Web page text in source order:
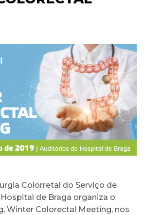
Colorretal do Serviço de
de Braga organiza o
Winter Colorectal Meeting, nos